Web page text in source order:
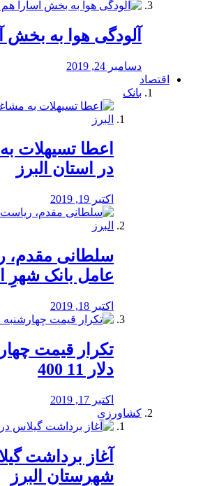
آلودگی هوا به
دسامبر 24, 2019
اقتصاد
بانک
️اعطا تسیهلات
در استان البرز
اکتبر 19, 2019
سلطانی مقدم،
عامل بانک شهرِ
اکتبر 18, 2019
تکرار قیمت
دلار 11 400
اکتبر 17, 2019
کشاورزی
آغاز برداشت
شهرستان البرز